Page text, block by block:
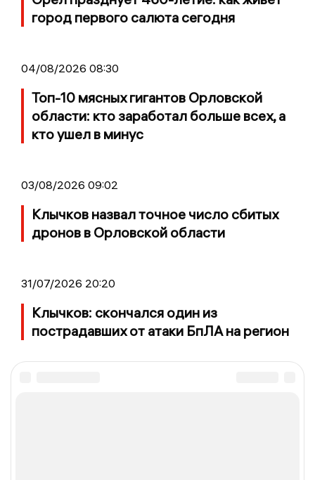
город первого салюта сегодня
04/08/2026 08:30
Топ-10 мясных гигантов Орловской
области: кто заработал больше всех, а
кто ушел в минус
03/08/2026 09:02
Клычков назвал точное число сбитых
дронов в Орловской области
31/07/2026 20:20
Клычков: скончался один из
пострадавших от атаки БпЛА на регион